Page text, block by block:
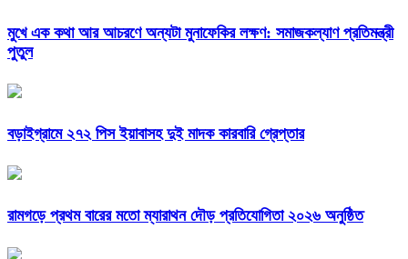
মুখে এক কথা আর আচরণে অন্যটা মুনাফেকির লক্ষণ: সমাজকল্যাণ প্রতিমন্ত্রী
পুতুল
বড়াইগ্রামে ২৭২ পিস ইয়াবাসহ দুই মাদক কারবারি গ্রেপ্তার
রামগড়ে প্রথম বারের মতো ম্যারাথন দৌড় প্রতিযোগিতা ২০২৬ অনুষ্ঠিত